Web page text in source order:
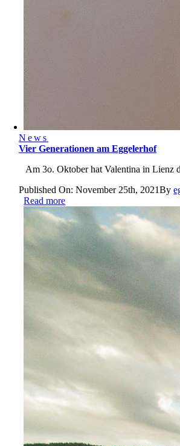
News
Vier Generationen am Eggelerhof
Am 3o. Oktober hat Valentina in Lienz
Published On: November 25th, 2021By
Read more